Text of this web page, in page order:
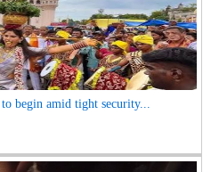
begin amid tight security...